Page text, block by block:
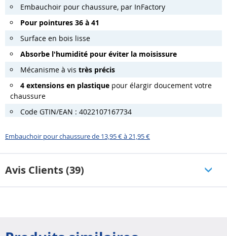
Embauchoir pour chaussure, par InFactory
Pour pointures 36 à 41
Surface en bois lisse
Absorbe l'humidité pour éviter la moisissure
Mécanisme à vis très précis
4 extensions en plastique pour élargir doucement votre
chaussure
Code GTIN/EAN : 4022107167734
Embauchoir pour chaussure de 13,95 € à 21,95 €
Avis Clients (39)